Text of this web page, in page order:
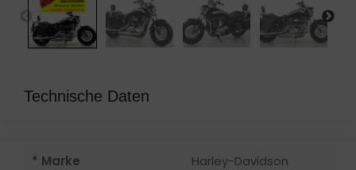
Technische Daten
* Marke
Harley-Davidson